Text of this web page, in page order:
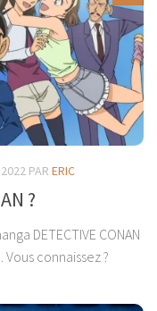
2022 PAR ERIC
?
DETECTIVE CONAN
connaissez ?